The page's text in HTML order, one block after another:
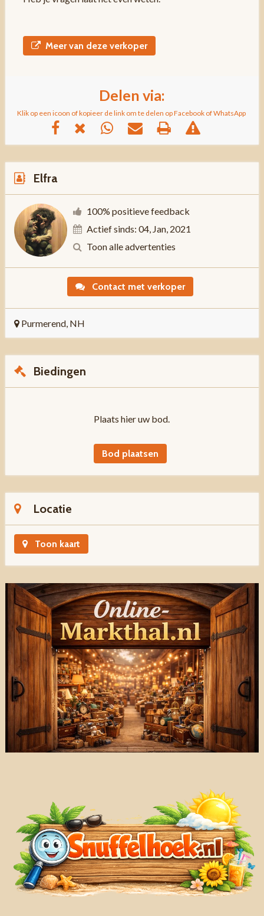
Meer van deze verkoper
Delen via:
Klik op een icoon of kopieer de link om te delen op Facebook of WhatsApp
Elfra
100% positieve feedback
Actief sinds: 04, Jan, 2021
Toon alle advertenties
Contact met verkoper
Purmerend, NH
Biedingen
Plaats hier uw bod.
Bod plaatsen
Locatie
Toon kaart